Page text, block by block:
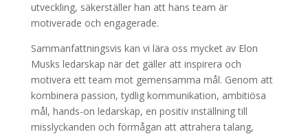
utveckling, säkerställer han att hans team är
motiverade och engagerade.
Sammanfattningsvis kan vi lära oss mycket av Elon
Musks ledarskap när det gäller att inspirera och
motivera ett team mot gemensamma mål. Genom att
kombinera passion, tydlig kommunikation, ambitiösa
mål, hands-on ledarskap, en positiv inställning till
misslyckanden och förmågan att attrahera talang,